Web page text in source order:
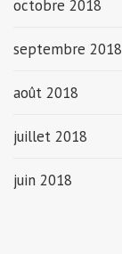
octobre 2018
septembre 2018
août 2018
juillet 2018
juin 2018